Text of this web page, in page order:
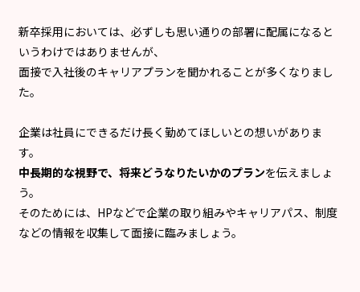
新卒採用においては、必ずしも思い通りの部署に配属になると
いうわけではありませんが、
面接で入社後のキャリアプランを聞かれることが多くなりまし
た。
企業は社員にできるだけ長く勤めてほしいとの想いがありま
す。
中長期的な視野で、将来どうなりたいかのプランを伝えましょ
う。
そのためには、HPなどで企業の取り組みやキャリアパス、制度
などの情報を収集して面接に臨みましょう。